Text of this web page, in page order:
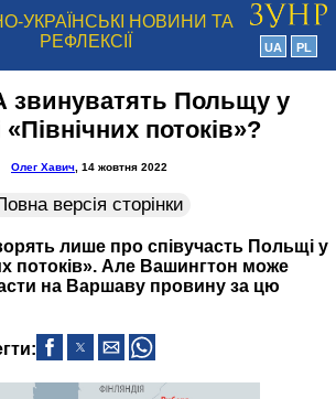
УКРАЇНСЬКІ НОВИНИ ТА
РЕФЛЕКСІЇ
UA PL
Польщу у
«Північних потоків»?
Олег Хавич , 14 жовтня 2022
версія сторінки
лише про співучасть Польщі у
потоків». Але Вашингтон може
на Варшаву провину за цю